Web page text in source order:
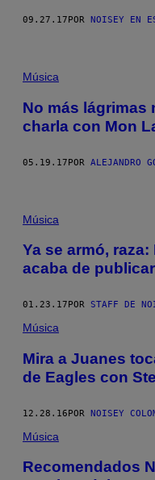
09.27.17 POR NOISEY EN
Música
No más lágrimas
charla con Mon
05.19.17POR ALEJANDRO
O
V
Í
L
A
B
O
D
L
E
S
Música
Ya se armó,
acaba de
01.23.17 POR STAFF DE
Música
Mira a Juanes
de Eagles con
12.28.16POR NOISEY
Música
Recomendados